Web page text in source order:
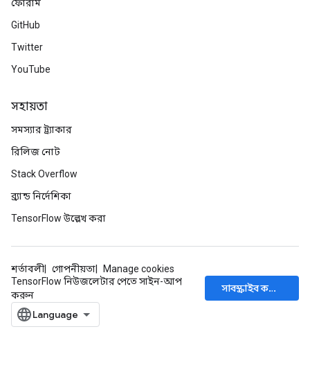
ফোরাম
GitHub
Twitter
YouTube
সহায়তা
সমস্যার ট্র্যাকার
রিলিজ নোট
Stack Overflow
ব্র্যান্ড নির্দেশিকা
TensorFlow উল্লেখ করা
শর্তাবলী গোপনীয়তা
Manage cookies
TensorFlow নিউজলেটার পেতে সাইন-আপ
করুন
সাবস্ক্রাইব করুন